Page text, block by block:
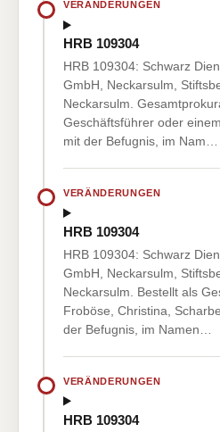
VERÄNDERUNGEN
HRB 109304
HRB 109304: Schwarz
GmbH, Neckarsulm,
Neckarsulm.
Geschäftsführer oder
mit der Befugnis, im Nam…
VERÄNDERUNGEN
HRB 109304
HRB 109304: Schwarz
GmbH, Neckarsulm,
Neckarsulm. Bestellt als
Froböse, Christina,
der Befugnis, im Namen…
VERÄNDERUNGEN
HRB 109304